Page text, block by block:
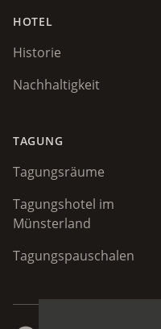
HOTEL
Historie
Nachhaltigkeit
TAGUNG
Tagungsräume
Tagungshotel im
Münsterland
Tagungspauschalen